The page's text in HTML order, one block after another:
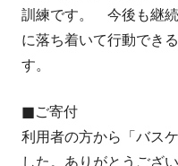
訓練です。 今後も継
に落ち着いて行動でき
す。
■ご寄付
利用者の方から「バス
した。ありがとうござ